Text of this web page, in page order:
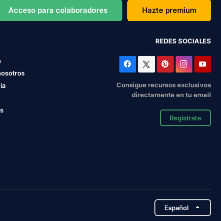
Acceso para colaboradores Hazte premium
REDES SOCIALES
Consigue recursos exclusivos
directamente en tu email
Regístrate
Español